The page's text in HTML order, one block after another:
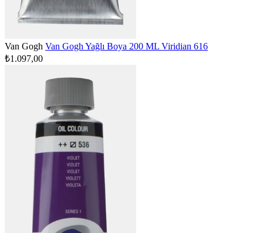
Van Gogh Van Gogh Yağlı Boya 200 ML Viridian 616
₺1.097,00